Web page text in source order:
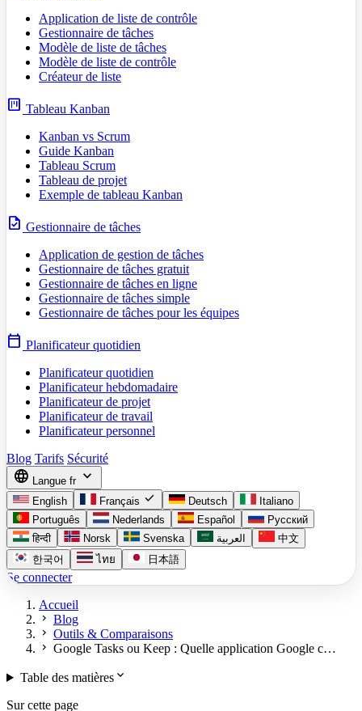
Application de liste de contrôle
Gestionnaire de tâches
Modèle de liste de tâches
Modèle de liste de contrôle
Créateur de liste
view_kanban Tableau Kanban
Kanban vs Scrum
Guide Kanban
Tableau Scrum
Tableau de projet
Exemple de tableau Kanban
task Gestionnaire de tâches
Application de gestion de tâches
Gestionnaire de tâches gratuit
Gestionnaire de tâches en ligne
Gestionnaire de tâches simple
Gestionnaire de tâches pour les équipes
calendar_today Planificateur quotidien
Planificateur quotidien
Planificateur hebdomadaire
Planificateur de projet
Planificateur de travail
Planificateur personnel
Blog Tarifs Sécurité
language Langue fr expand_more
English Français check Deutsch
Italiano
Português
Nederlands Español
Русский
हिन्दी
Norsk Svenska العربية
中文
한국어
ไทย 日本語
Se connecter
Accueil
chevron_right Blog
chevron_right Outils & Comparaisons
chevron_right Google Tasks ou Keep : Quelle application Google c…
Table des matièresexpand_more
Sur cette page